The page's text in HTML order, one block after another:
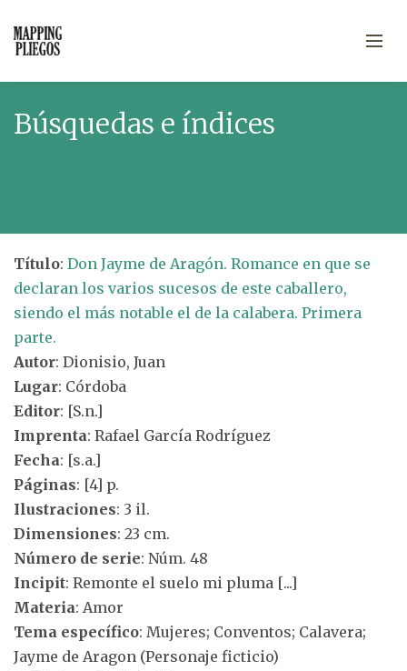
Búsquedas e índices
Título: Don Jayme de Aragón. Romance en que se
declaran los varios sucesos de este caballero,
siendo el más notable el de la calabera. Primera
parte.
Autor: Dionisio, Juan
Lugar: Córdoba
Editor: [S.n.]
Imprenta: Rafael García Rodríguez
Fecha: [s.a.]
Páginas: [4] p.
Ilustraciones: 3 il.
Dimensiones: 23 cm.
Número de serie: Núm. 48
Incipit: Remonte el suelo mi pluma [...]
Materia: Amor
Tema específico: Mujeres; Conventos; Calavera;
Jayme de Aragon (Personaje ficticio)